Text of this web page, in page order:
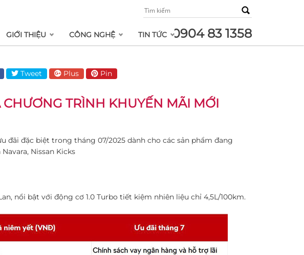
0904 83 1358
GIỚI THIỆU CÔNG NGHỆ TIN TỨC
Tweet Plus Pin
TRÌNH KHUYẾN MÃI MỚI
đãi đặc biệt trong tháng 07/2025 dành cho các sản phẩm đang
Nissan Kicks
nổi bật với động cơ 1.0 Turbo tiết kiệm nhiên liệu chỉ 4,5L/100km.